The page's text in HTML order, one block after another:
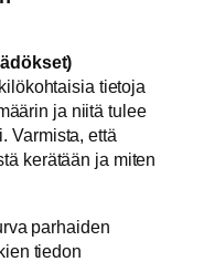
tietoja
ja niitä tulee
Varmista, että
kerätään ja miten
parhaiden
tiedon